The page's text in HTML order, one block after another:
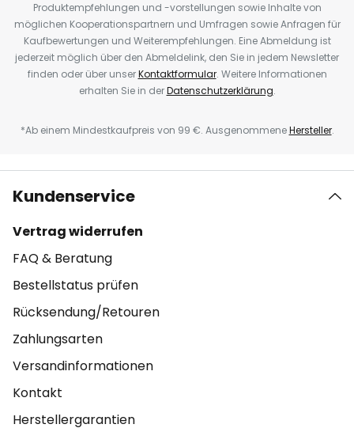
Produktempfehlungen und -vorstellungen sowie Inhalte von
möglichen Kooperationspartnern und Umfragen sowie Anfragen für
Kaufbewertungen und Weiterempfehlungen. Eine Abmeldung ist
jederzeit möglich über den Abmeldelink, den Sie in jedem Newsletter
finden oder über unserKontaktformular. Weitere Informationen
erhalten Sie in derDatenschutzerklärung.
*Ab einem Mindestkaufpreis von 99 €. AusgenommeneHersteller.
Kundenservice
Vertrag widerrufen
FAQ & Beratung
Bestellstatus prüfen
Rücksendung/Retouren
Zahlungsarten
Versandinformationen
Kontakt
Herstellergarantien